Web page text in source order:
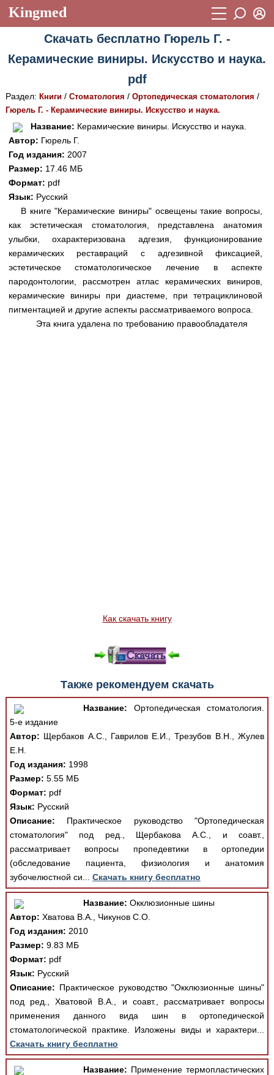
Kingmed
Учебный материал
Видеогалерея 899
Истории болезней 1268
Лекции и презентации
Аккредитационные тесты
Методические рекомендации
Научно-популярное
Новости (244)
Медицинская стандартизация
Нормативы экстренной и неотложной помощи
Нормы лабораторных и инструментальных
Восстановить пароль
Регистрация
Скачать бесплатно Гюрель Г. -
Керамические виниры. Искусство и наука.
pdf
Раздел: Книги/ Стоматология / Ортопедическая стоматология /
Гюрель Г. - Керамические виниры. Искусство и наука.
Название: Керамические виниры. Искусство и наука.
Автор: Гюрель Г.
Год издания: 2007
Размер: 17.46 МБ
Формат: pdf
Язык: Русский
В книге "Керамические виниры" освещены такие вопросы,
как эстетическая стоматология, представлена анатомия
улыбки, охарактеризована адгезия, функционирование
керамических реставраций с адгезивной фиксацией,
эстетическое стоматологическое лечение в аспекте
пародонтологии, рассмотрен атлас керамических виниров,
керамические виниры при диастеме, при тетрациклиновой
пигментацией и другие аспекты рассматриваемого вопроса.
Эта книга удалена по требованию правообладателя
Как скачать книгу
Также рекомендуем скачать
Название: Ортопедическая стоматология.
5-е издание
Автор: Щербаков А.С., Гаврилов Е.И., Трезубов В.Н., Жулев
Е.Н.
Год издания: 1998
Размер: 5.55 МБ
Формат: pdf
Язык: Русский
Описание: Практическое руководство "Ортопедическая
стоматология" под ред., Щербакова А.С., и соавт.,
рассматривает вопросы пропедевтики в ортопедии
(обследование пациента, физиология и анатомия
зубочелюстной си... Скачать книгу бесплатно
Название: Окклюзионные шины
Автор: Хватова В.А., Чикунов С.О.
Год издания: 2010
Размер: 9.83 МБ
Формат: pdf
Язык: Русский
Описание: Практическое руководство "Окклюзионные шины"
под ред., Хватовой В.А., и соавт., рассматривает вопросы
применения данного вида шин в ортопедической
стоматологической практике. Изложены виды и характери...
Скачать книгу бесплатно
Название: Применение термопластических